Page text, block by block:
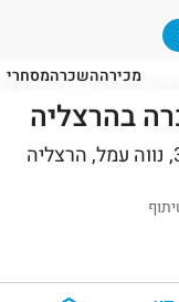
מכירההשכרהמסחרי בהרצליה חוני המעגל 33, הרצליה
בהרצליה